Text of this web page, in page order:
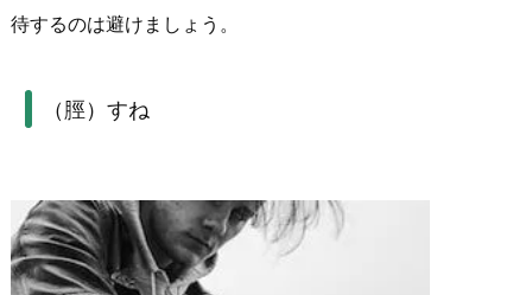
待するのは避けましょう。
（脛）すね